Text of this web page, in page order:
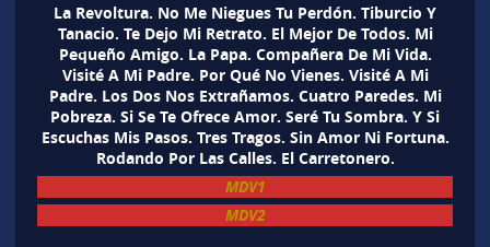
La Revoltura. No Me Niegues Tu Perdón. Tiburcio Y
Tanacio. Te Dejo Mi Retrato. El Mejor De Todos. Mi
Pequeño Amigo. La Papa. Compañera De Mi Vida.
Visité A Mi Padre. Por Qué No Vienes. Visité A Mi
Padre. Los Dos Nos Extrañamos. Cuatro Paredes. Mi
Pobreza. Si Se Te Ofrece Amor. Seré Tu Sombra. Y Si
Escuchas Mis Pasos. Tres Tragos. Sin Amor Ni Fortuna.
Rodando Por Las Calles. El Carretonero.
MDV1
MDV2